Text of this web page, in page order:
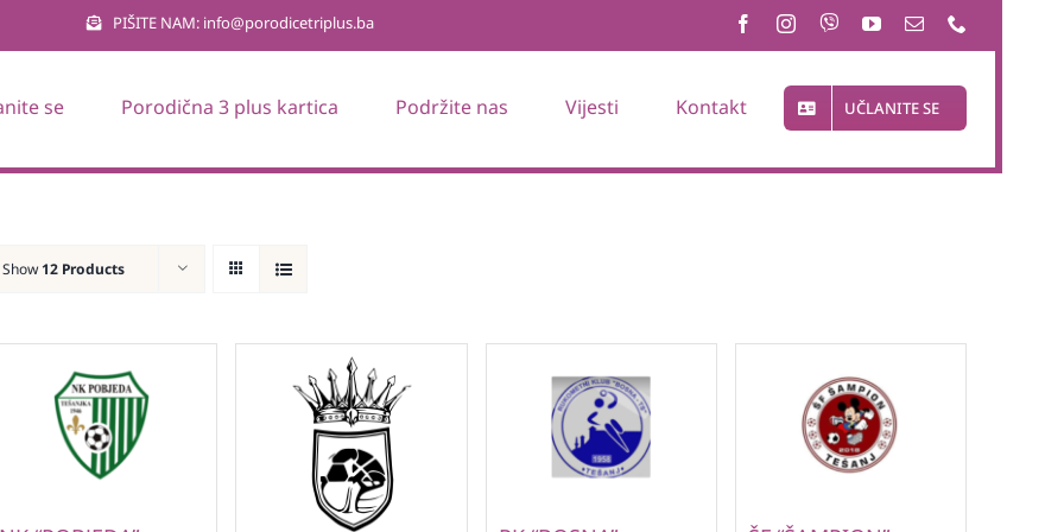
PIŠITE NAM: info@porodicetriplus.ba
se Porodična 3 plus kartica Podržite nas Vijesti Kontakt UČLANITE SE
Show 12 Products